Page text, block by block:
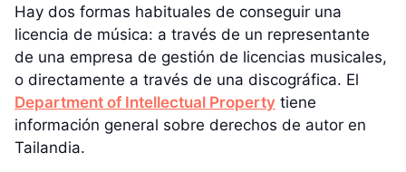
Hay dos formas habituales de conseguir una
licencia de música: a través de un representante
de una empresa de gestión de licencias musicales,
o directamente a través de una discográfica. El
Department of Intellectual Property tiene
información general sobre derechos de autor en
Tailandia.